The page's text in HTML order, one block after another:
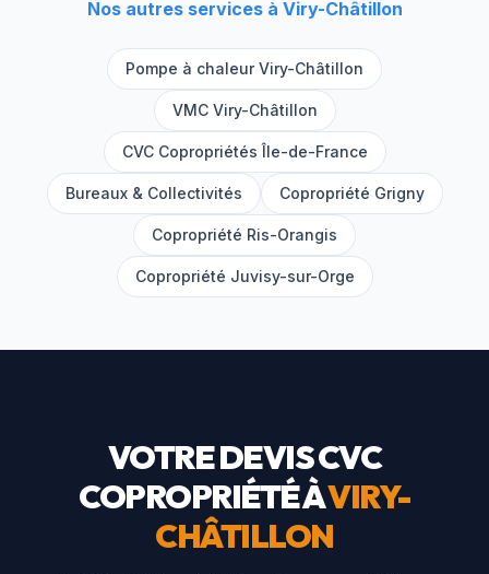
Nos autres services à Viry-Châtillon
Pompe à chaleurViry-Châtillon
VMC Viry-Châtillon
CVC Copropriétés Île-de-France
Bureaux & Collectivités Copropriété Grigny
Copropriété Ris-Orangis
Copropriété Juvisy-sur-Orge
VOTRE DEVIS CVC
COPROPRIÉTÉ ÀVIRY-
CHÂTILLON